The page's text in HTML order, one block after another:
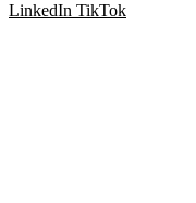
LinkedIn TikTok